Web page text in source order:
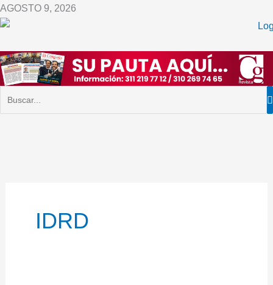
Ir
al
AGOSTO 9, 2026
IDRD